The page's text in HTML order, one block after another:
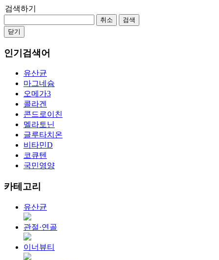
검색하기
취소
검색
닫기
인기검색어
유산균
마그네슘
오메가3
콜라겐
콘드로이친
멜라토닌
글루타치온
비타민D
코큐텐
국민영양
카테고리
유산균
관절·연골
이너뷰티